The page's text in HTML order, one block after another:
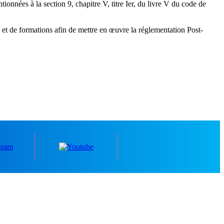
à la section 9, chapitre V, titre Ier, du livre V du code de
et de formations afin de mettre en œuvre la réglementation Post-